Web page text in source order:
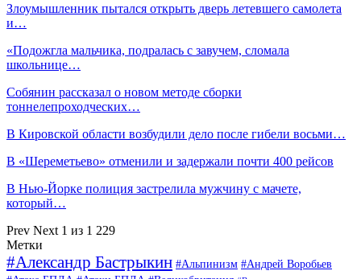
Злоумышленник пытался открыть дверь летевшего самолета
и…
«Подожгла мальчика, подралась с завучем, сломала
школьнице…
Собянин рассказал о новом методе сборки
тоннелепроходческих…
В Кировской области возбудили дело после гибели восьми…
В «Шереметьево» отменили и задержали почти 400 рейсов
В Нью-Йорке полиция застрелила мужчину с мачете,
который…
Prev Next 1 из 1 229
Метки
#Александр Бастрыкин #Альпинизм #Андрей Воробьев